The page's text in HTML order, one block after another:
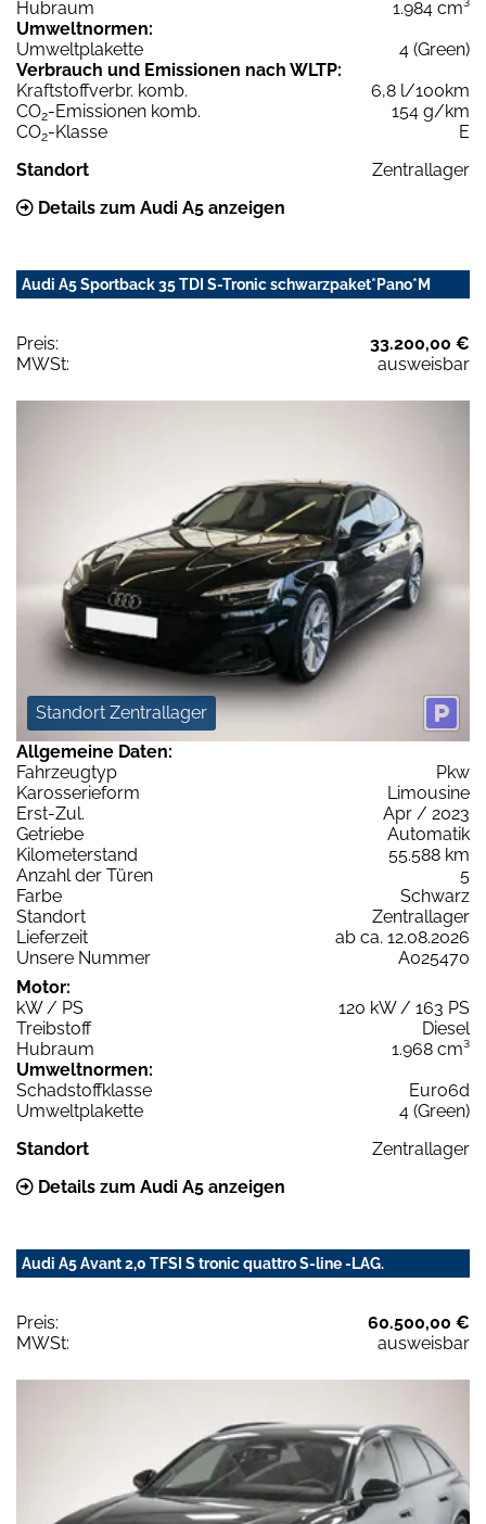
Hubraum
1.984 cm³
Umweltnormen:
Umweltplakette
4 (Green)
Verbrauch und Emissionen nach WLTP:
Kraftstoffverbr. komb.
6,8 l/100km
CO2-Emissionen komb.
154 g/km
CO2-Klasse
E
Standort
Zentrallager
Details zum Audi A5 anzeigen
Audi A5 Sportback 35 TDI S-Tronic schwarzpaket*Pano*M
Preis:
33.200,00 €
MWSt:
ausweisbar
Standort Zentrallager
Allgemeine Daten:
Fahrzeugtyp
Pkw
Karosserieform
Limousine
Erst-Zul.
Apr / 2023
Getriebe
Automatik
Kilometerstand
55.588 km
Anzahl der Türen
5
Farbe
Schwarz
Standort
Zentrallager
Lieferzeit
ab ca. 12.08.2026
Unsere Nummer
A025470
Motor:
kW / PS
120 kW / 163 PS
Treibstoff
Diesel
Hubraum
1.968 cm³
Umweltnormen:
Schadstoffklasse
Euro6d
Umweltplakette
4 (Green)
Standort
Zentrallager
Details zum Audi A5 anzeigen
Audi A5 Avant 2,0 TFSI S tronic quattro S-line -LAG.
Preis:
60.500,00 €
MWSt:
ausweisbar